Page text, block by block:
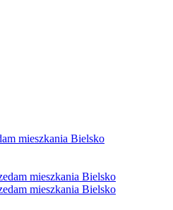
mieszkania Bielsko